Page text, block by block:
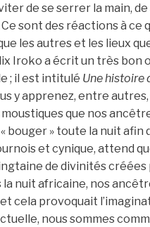
de se serrer la main,
sont des réactions à ce
les autres et les lieux
Iroko a écrit un très bon
; il est intitulé Une histoire
y apprenez, entre
que nos
bouger » toute la nuit
et cynique, attend
de divinités
nuit africaine, nos
cela provoquait
nous sommes